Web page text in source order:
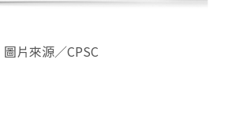
圖片來源／CPSC